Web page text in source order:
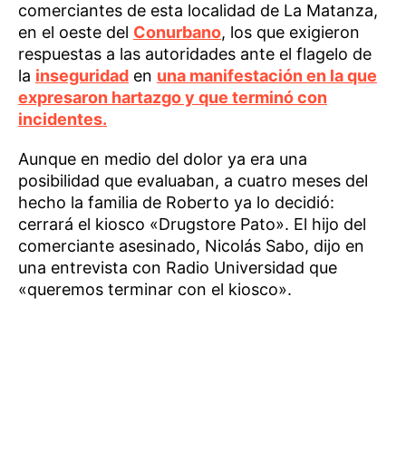
comerciantes de esta localidad de La Matanza,
en el oeste del Conurbano, los que exigieron
respuestas a las autoridades ante el flagelo de
la inseguridad en una manifestación en la que
expresaron hartazgo y que terminó con
incidentes.
Aunque en medio del dolor ya era una
posibilidad que evaluaban, a cuatro meses del
hecho la familia de Roberto ya lo decidió:
cerrará el kiosco «Drugstore Pato». El hijo del
comerciante asesinado, Nicolás Sabo, dijo en
una entrevista con Radio Universidad que
«queremos terminar con el kiosco».